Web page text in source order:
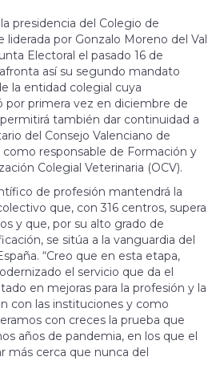
presidencia del Colegio de
liderada por Gonzalo Moreno del Val
Electoral el pasado 16 de
así su segundo mandato
la entidad colegial cuya
por primera vez en diciembre de
también dar continuidad a
del Consejo Valenciano de
como responsable de Formación y
Colegial Veterinaria (OCV).
de profesión mantendrá la
que, con 316 centros, supera
y que, por su alto grado de
se sitúa a la vanguardia del
“Creo que en esta etapa,
el servicio que da el
en mejoras para la profesión y la
con las instituciones y como
con creces la prueba que
años de pandemia, en los que el
más cerca que nunca del